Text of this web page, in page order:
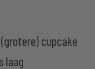
cupcake
laag